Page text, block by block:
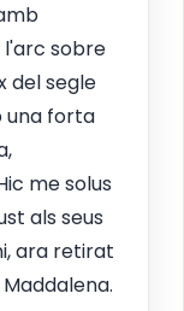
l'arc sobre
del segle
una forta
me solus
als seus
ara retirat